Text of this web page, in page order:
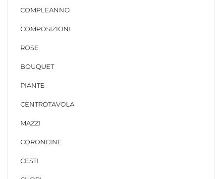
COMPLEANNO
COMPOSIZIONI
ROSE
BOUQUET
PIANTE
CENTROTAVOLA
MAZZI
CORONCINE
CESTI